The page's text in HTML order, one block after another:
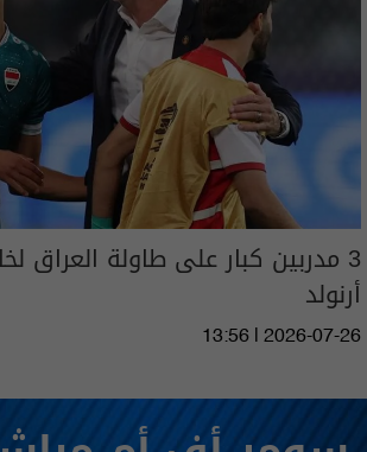
3 مدربين كبار على طاولة العراق
أرنولد
13:56 | 2026-07-26